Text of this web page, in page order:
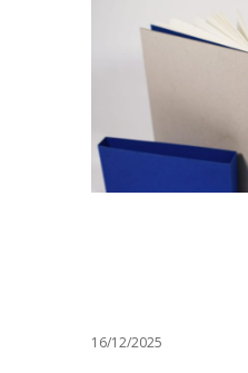
16/12/2025